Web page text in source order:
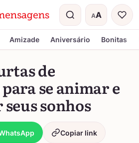
AA
Tamanho do
Amizade Aniversário Bonitas
de
se animar e
sonhos
Copiar link